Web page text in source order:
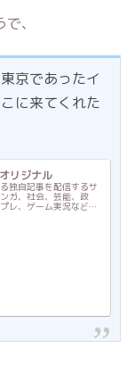
、
京であったイ
に来てくれた
リジナル
独自記事を配信するサ
ガ、社会、芸能、政
レ、ゲーム実況などの